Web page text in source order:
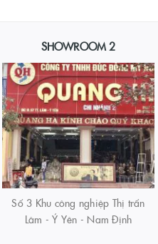
SHOWROOM 2
Số 3 Khu công nghiệp Thị trấn
Lâm - Ý Yên - Nam Định